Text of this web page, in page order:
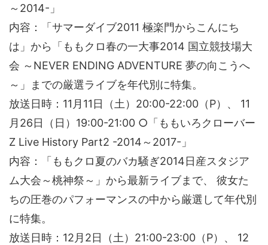
～2014-」
内容：「サマーダイブ2011 極楽門からこんにち
は」から「ももクロ春の一大事2014 国立競技場大
会 ～NEVER ENDING ADVENTURE 夢の向こうへ
～」までの厳選ライブを年代別に特集。
放送日時：11月11日（土）20:00-22:00（P）、 11
月26日（日）19:00-21:00 ○「ももいろクローバー
Z Live History Part2 -2014～2017-」
内容：「ももクロ夏のバカ騒ぎ2014日産スタジア
ム大会～桃神祭～」から最新ライブまで、 彼女た
ちの圧巻のパフォーマンスの中から厳選して年代別
に特集。
放送日時：12月2日（土）21:00-23:00（P）、 12